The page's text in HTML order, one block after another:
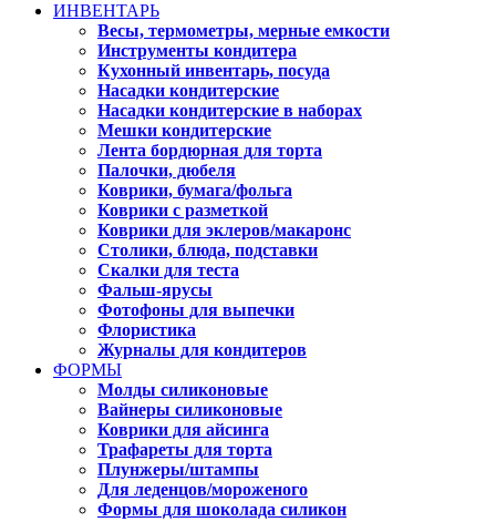
ИНВЕНТАРЬ
Весы, термометры, мерные емкости
Инструменты кондитера
Кухонный инвентарь, посуда
Насадки кондитерские
Насадки кондитерские в наборах
Мешки кондитерские
Лента бордюрная для торта
Палочки, дюбеля
Коврики, бумага/фольга
Коврики с разметкой
Коврики для эклеров/макаронс
Столики, блюда, подставки
Скалки для теста
Фальш-ярусы
Фотофоны для выпечки
Флористика
Журналы для кондитеров
ФОРМЫ
Молды силиконовые
Вайнеры силиконовые
Коврики для айсинга
Трафареты для торта
Плунжеры/штампы
Для леденцов/мороженого
Формы для шоколада силикон